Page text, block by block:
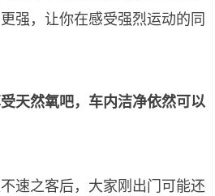
强，让你在感受强烈运动的同
天然氧吧，车内洁净依然可以
速之客后，大家刚出门可能还